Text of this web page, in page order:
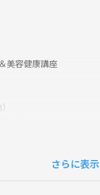
美容健康講座
さらに表示